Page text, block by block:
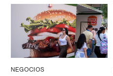
NEGOCIOS